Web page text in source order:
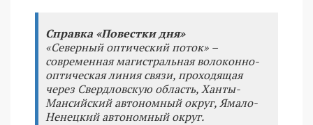
Справка «Повестки дня»
«Северный оптический поток» –
современная магистральная волоконно-
оптическая линия связи, проходящая
через Свердловскую область, Ханты-
Мансийский автономный округ, Ямало-
Ненецкий автономный округ.